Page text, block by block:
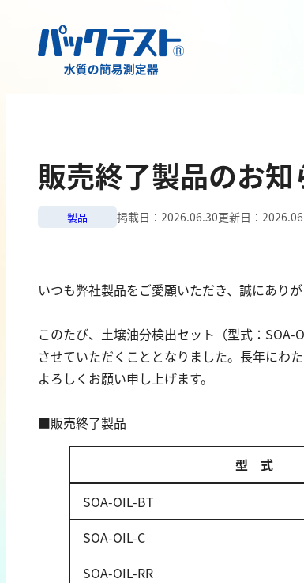
販売終了製品のお知
製品 掲載日： 2026.06.30更新日：
いつも弊社製品をご愛顧いただき、誠にありが
このたび、土壌油分検出セット（型式：
させていただくこととなりました。長年にわ
よろしくお願い申し上げます。
■販売終了製品
型 式
SOA-OIL-BT
SOA-OIL-C
SOA-OIL-RR
金属
亜鉛
アルミニウム
カドミウム
金
クロム
鉄
鉛
ニッケル
マンガン
モリブデン
金属総量
有
BOD
COD
過マン
カルシ
全硬度